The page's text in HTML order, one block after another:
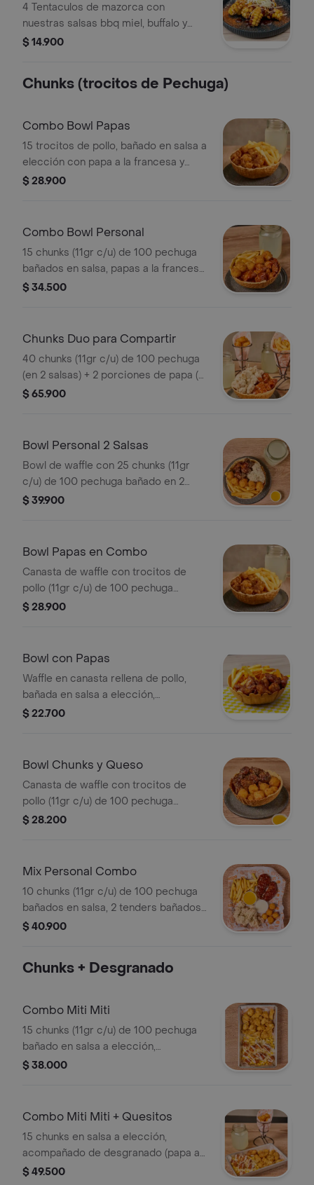
4 Tentaculos de mazorca con
nuestras salsas bbq miel, buffalo y
queso .
$ 14.900
Chunks (trocitos de Pechuga)
Combo Bowl Papas
15 trocitos de pollo, bañado en salsa a
elección con papa a la francesa y
bebida a elección sin canasta de
$ 28.900
Combo Bowl Personal
15 chunks (11gr c/u) de 100 pechuga
bañados en salsa, papas a la francesa
y 5 quesitos apanados
$ 34.500
Chunks Duo para Compartir
40 chunks (11gr c/u) de 100 pechuga
(en 2 salsas) + 2 porciones de papa (o
papas y quesitos por valor extra)
$ 65.900
Bowl Personal 2 Salsas
Bowl de waffle con 25 chunks (11gr
c/u) de 100 pechuga bañado en 2
salsas acompañados de papas a la
$ 39.900
Bowl Papas en Combo
Canasta de waffle con trocitos de
pollo (11gr c/u) de 100 pechuga
bañado en salsa a elección con papa
$ 28.900
Bowl con Papas
Waffle en canasta rellena de pollo,
bañada en salsa a elección,
acompañado de papas a la francesa .
$ 22.700
Bowl Chunks y Queso
Canasta de waffle con trocitos de
pollo (11gr c/u) de 100 pechuga
bañado en salsa a elección con de 10
$ 28.200
Mix Personal Combo
10 chunks (11gr c/u) de 100 pechuga
bañados en salsa, 2 tenders bañados
en salsa, 5 quesitos fritos, papas a la
$ 40.900
Chunks + Desgranado
Combo Miti Miti
15 chunks (11gr c/u) de 100 pechuga
bañado en salsa a elección,
acompañado de desgranado (papa a
queso rallado y salsa tártara)
$ 38.000
Combo Miti Miti + Quesitos
15 chunks en salsa a elección,
acompañado de desgranado (papa a
la francesa, 5 chunks cortados a la
$ 49.500